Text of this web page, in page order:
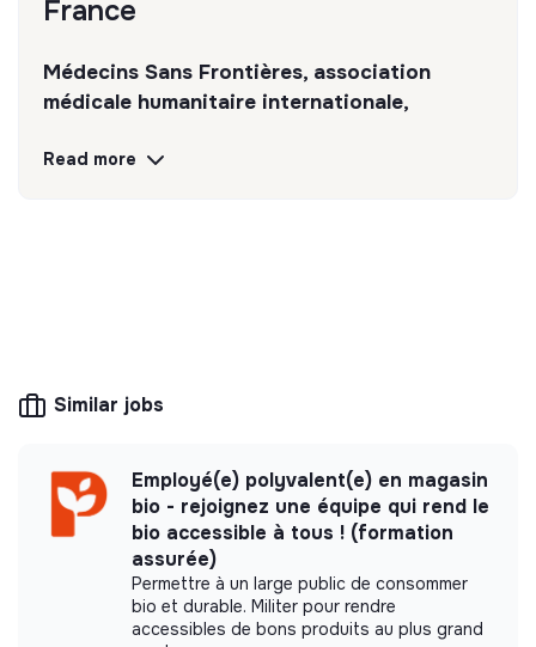
engagées (ONG/secteur associatif).
France
Médecins Sans Frontières, association
médicale humanitaire internationale,
populations dont la vie est menacée.
democratic and participative, and its profit-
ESUS company.
More information
Read more
Similar jobs
Employé(e) polyvalent(e) en magasin
bio - rejoignez une équipe qui rend le
bio accessible à tous ! (formation
assurée)
Permettre à un large public de consommer
bio et durable. Militer pour rendre
accessibles de bons produits au plus grand